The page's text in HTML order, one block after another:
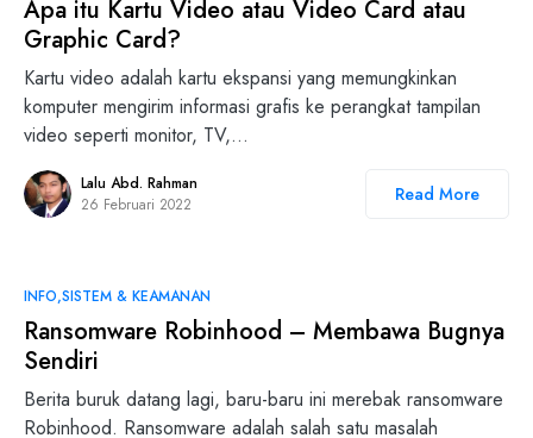
Apa itu Kartu Video atau Video Card atau
Graphic Card?
Kartu video adalah kartu ekspansi yang memungkinkan
komputer mengirim informasi grafis ke perangkat tampilan
video seperti monitor, TV,…
Lalu Abd. Rahman
26 Februari 2022
Read More
INFO SISTEM & KEAMANAN
Ransomware Robinhood – Membawa Bugnya
Sendiri
Berita buruk datang lagi, baru-baru ini merebak ransomware
Robinhood. Ransomware adalah salah satu masalah